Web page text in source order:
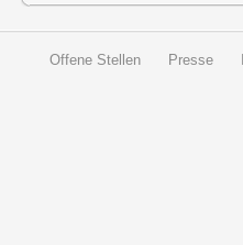
Offene Stellen Presse